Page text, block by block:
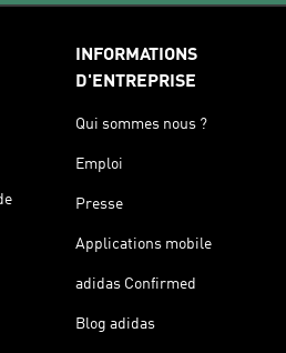
INFORMATIONS
D'ENTREPRISE
Qui sommes nous ?
Emploi
Presse
Applications mobile
adidas Confirmed
Blog adidas